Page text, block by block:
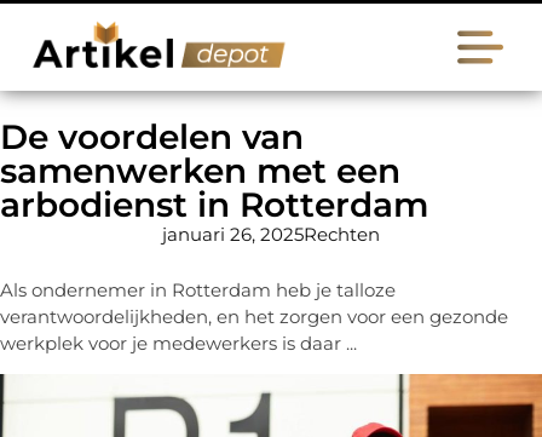
De voordelen van
samenwerken met een
arbodienst in Rotterdam
januari 26, 2025Rechten
Als ondernemer in Rotterdam heb je talloze
verantwoordelijkheden, en het zorgen voor een gezonde
werkplek voor je medewerkers is daar ...